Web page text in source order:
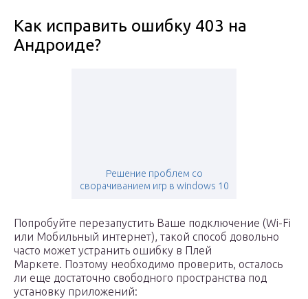
Как исправить ошибку 403 на
Андроиде?
Решение проблем со
сворачиванием игр в windows 10
Попробуйте перезапустить Ваше подключение (Wi-Fi
или Мобильный интернет), такой способ довольно
часто может устранить ошибку в Плей
Маркете. Поэтому необходимо проверить, осталось
ли еще достаточно свободного пространства под
установку приложений: